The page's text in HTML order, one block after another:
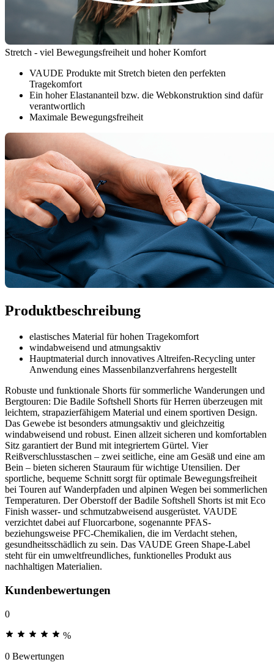
Stretch - viel Bewegungsfreiheit und hoher Komfort
VAUDE Produkte mit Stretch bieten den perfekten
Tragekomfort
Ein hoher Elastananteil bzw. die Webkonstruktion sind dafür
verantwortlich
Maximale Bewegungsfreiheit
Produktbeschreibung
elastisches Material für hohen Tragekomfort
windabweisend und atmungsaktiv
Hauptmaterial durch innovatives Altreifen-Recycling unter
Anwendung eines Massenbilanzverfahrens hergestellt
Robuste und funktionale Shorts für sommerliche Wanderungen und
Bergtouren: Die Badile Softshell Shorts für Herren überzeugen mit
leichtem, strapazierfähigem Material und einem sportiven Design.
Das Gewebe ist besonders atmungsaktiv und gleichzeitig
windabweisend und robust. Einen allzeit sicheren und komfortablen
Sitz garantiert der Bund mit integriertem Gürtel. Vier
Reißverschlusstaschen – zwei seitliche, eine am Gesäß und eine am
Bein – bieten sicheren Stauraum für wichtige Utensilien. Der
sportliche, bequeme Schnitt sorgt für optimale Bewegungsfreiheit
bei Touren auf Wanderpfaden und alpinen Wegen bei sommerlichen
Temperaturen. Der Oberstoff der Badile Softshell Shorts ist mit Eco
Finish wasser- und schmutzabweisend ausgerüstet. VAUDE
verzichtet dabei auf Fluorcarbone, sogenannte PFAS-
beziehungsweise PFC-Chemikalien, die im Verdacht stehen,
gesundheitsschädlich zu sein. Das VAUDE Green Shape-Label
steht für ein umweltfreundliches, funktionelles Produkt aus
nachhaltigen Materialien.
Kundenbewertungen
0
%
0 Bewertungen